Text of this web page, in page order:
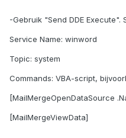
-Gebruik "Send DDE Execute".
Service Name: winword
Topic: system
Commands: VBA-script,
[MailMergeOpenDataSource
[MailMergeViewData]